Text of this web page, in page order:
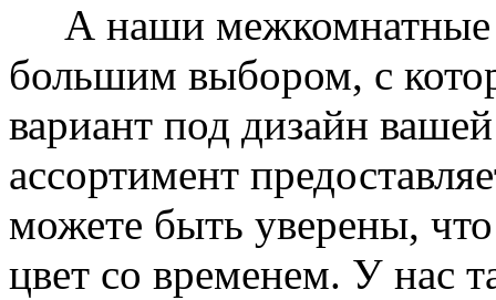
А наши межкомнатные
большим выбором, с
вариант под дизайн
ассортимент
можете быть уверены,
цвет со временем. У нас